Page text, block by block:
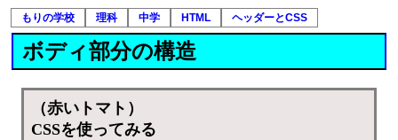
もりの学校 理科 中学 HTML ヘッダーとCSS
ボディ部分の構造
（赤いトマト）
CSSを使ってみる